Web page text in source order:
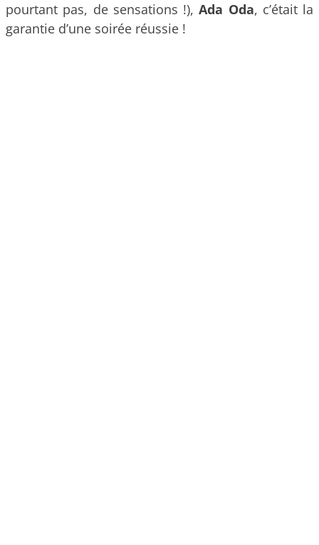
pourtant pas, de sensations !),Ada Oda, c’était la
garantie d’une soirée réussie !